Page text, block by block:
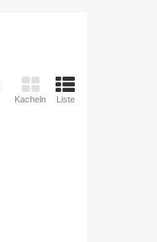
Kacheln Liste